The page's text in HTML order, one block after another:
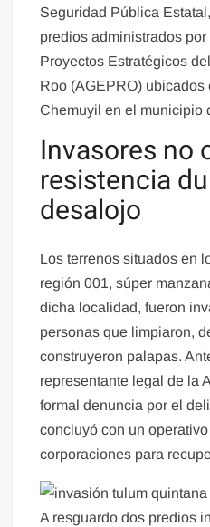
Seguridad Pública
predios administrados
Proyectos Estratégicos
Roo (AGEPRO)
Chemuyil en el municipio
Invasores no
resistencia
desalojo
Los terrenos situados en
región 001, súper
dicha localidad, fueron
personas que limpiaron,
construyeron palapas.
representante legal de la
formal denuncia por el
concluyó con un
corporaciones para
A resguardo dos predios